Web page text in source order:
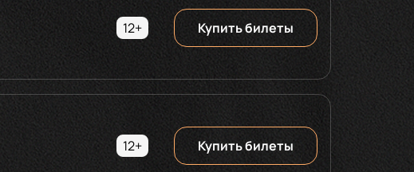
12+ Купить билеты
12+ Купить билеты